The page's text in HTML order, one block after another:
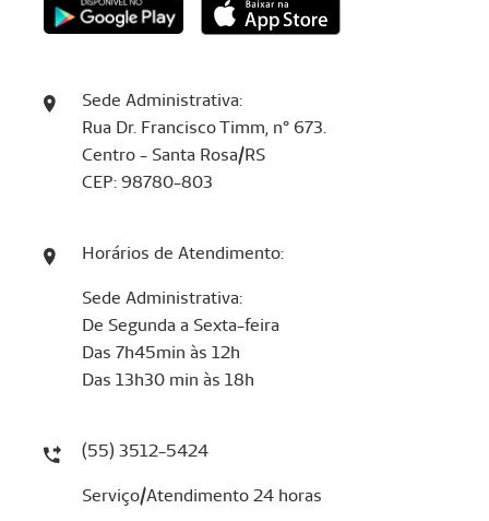
Sede Administrativa:
Rua Dr. Francisco Timm, n° 673.
Centro - Santa Rosa/RS
CEP: 98780-803
Horários de Atendimento:
Sede Administrativa:
De Segunda a Sexta-feira
Das 7h45min às 12h
Das 13h30 min às 18h
(55) 3512-5424
Serviço/Atendimento 24 horas